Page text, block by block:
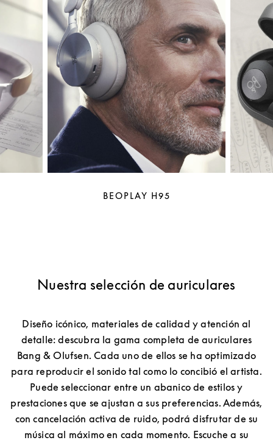
BEOPLAY H95
Nuestra selección de auriculares
Diseño icónico, materiales de calidad y atención al
detalle: descubra la gama completa de auriculares
Bang & Olufsen. Cada uno de ellos se ha optimizado
para reproducir el sonido tal como lo concibió el artista.
Puede seleccionar entre un abanico de estilos y
prestaciones que se ajustan a sus preferencias. Además,
con cancelación activa de ruido, podrá disfrutar de su
música al máximo en cada momento. Escuche a su